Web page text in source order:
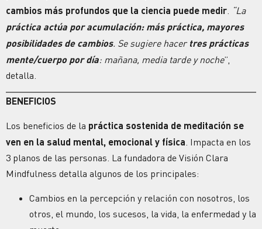
cambios más profundos que la ciencia puede medir
“La
práctica actúa por acumulación: más práctica, mayores
posibilidades de cambios. Se sugiere hacer tres prácticas
mente/cuerpo por día: mañana, media tarde y noche”,
detalla.
BENEFICIOS
Los beneficios de la práctica sostenida de meditación se
ven en la salud mental, emocional y física. Impacta en los
3 planos de las personas. La fundadora de Visión Clara
Mindfulness detalla algunos de los principales:
Cambios en la percepción y relación con nosotros, los
otros, el mundo, los sucesos, la vida, la enfermedad y la